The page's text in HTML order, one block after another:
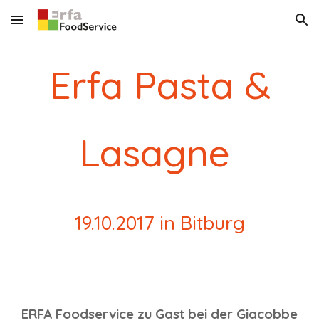
Skip to main content Skip to navigation
Erfa Pasta &
Lasagne
19.10.2017 in Bitburg
ERFA Foodservice zu Gast bei der Giacobbe